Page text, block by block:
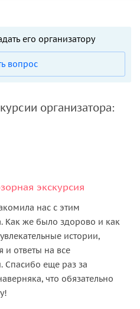
его организатору
вопрос
организатора:
экскурсия
нас с этим
Как же было здорово и как
истории,
и ответы на все
Спасибо еще раз за
что обязательно